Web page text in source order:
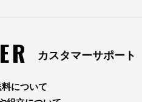
カスタマーサポート
料について